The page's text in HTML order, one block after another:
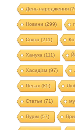
День народження
Новини (299)
Свято (211)
Ханука (111)
Хасидізм (97)
Песах(85)
Статьи (71)
Пурім (57)